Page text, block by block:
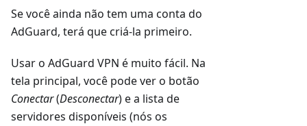
Se você ainda não tem uma conta do
AdGuard, terá que criá-la primeiro.
Usar o AdGuard VPN é muito fácil. Na
tela principal, você pode ver o botão
Conectar(Desconectar) e a lista de
servidores disponíveis (nós os